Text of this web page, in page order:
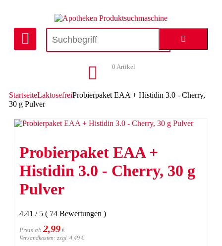
0 Artikel
StartseiteLaktosefreiProbierpaket EAA + Histidin 3.0 - Cherry,
30 g Pulver
Probierpaket EAA +
Histidin 3.0 - Cherry, 30 g
Pulver
4.41 / 5 ( 74 Bewertungen )
Preis ab 2,99 €
Versandkosten: zzgl. 4,49 €